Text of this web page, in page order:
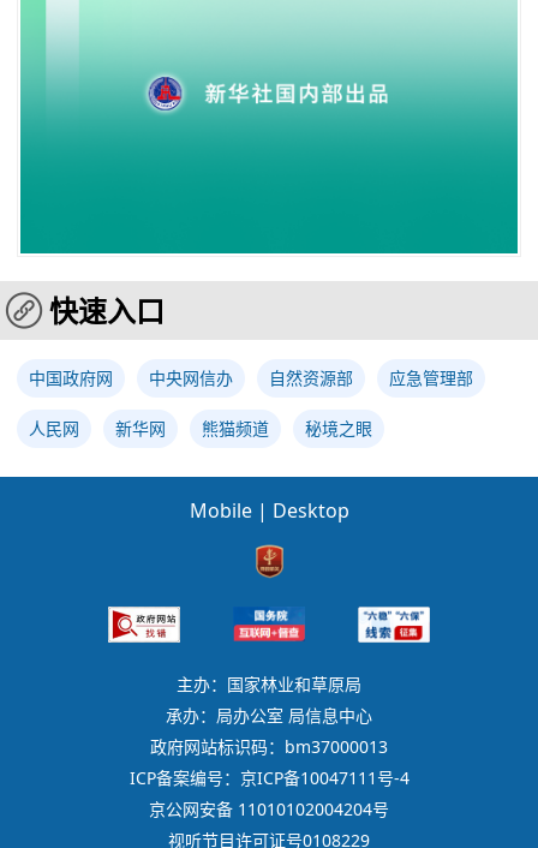
快速入口
中国政府网 中央网信办 自然资源部 应急管理部
人民网 新华网 熊猫频道 秘境之眼
Mobile | Desktop
主办：国家林业和草原局
承办：局办公室 局信息中心
政府网站标识码：bm37000013
ICP备案编号：京ICP备10047111号-4
京公网安备 11010102004204号
视听节目许可证号0108229